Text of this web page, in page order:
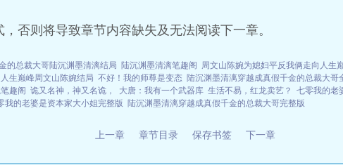
否则将导致章节内容缺失及无法阅读下一章。
的总裁大哥陆沉渊墨清漓结局 陆沉渊墨清漓笔趣阁
周文山陈婉为媳妇平反我俩走向人生
生巅峰周文山陈婉结局 不好！我的师尊是变态
陆沉渊墨清漓穿越成真假千金的总裁大哥
趣阁 诡又名神，神又名诡， 大唐：我有一个武器库 生活不易，红龙卖艺？
七零我的老
我的老婆是资本家大小姐完整版 陆沉渊墨清漓穿越成真假千金的总裁大哥完整版
上一章 章节目录 保存书签 下一章